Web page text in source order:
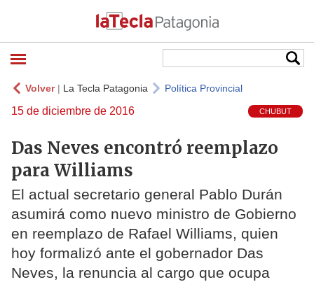
Volver| La Tecla Patagonia Política Provincial
15 de diciembre de 2016 CHUBUT
Das Neves encontró reemplazo
para Williams
El actual secretario general Pablo Durán
asumirá como nuevo ministro de Gobierno
en reemplazo de Rafael Williams, quien
hoy formalizó ante el gobernador Das
Neves, la renuncia al cargo que ocupa